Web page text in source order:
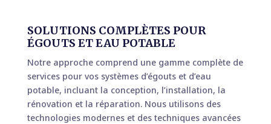
SOLUTIONS COMPLÈTES POUR
ÉGOUTS ET EAU POTABLE
Notre approche comprend une gamme complète de
services pour vos systèmes d’égouts et d’eau
potable, incluant la conception, l’installation, la
rénovation et la réparation. Nous utilisons des
technologies modernes et des techniques avancées